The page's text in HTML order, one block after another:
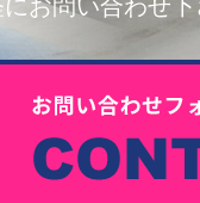
お問い合わせ